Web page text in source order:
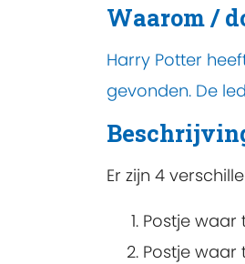
Waarom /
Harry Potter
gevonden. De
Er zijn 4
Postje
Postje